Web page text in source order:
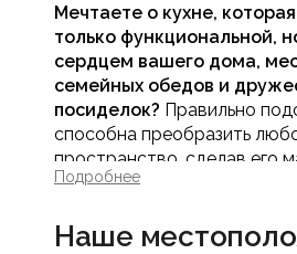
Мечтаете о кухне,
только функциональной,
сердцем вашего дома,
семейных обедов и
посиделок? Правильно
способна преобразить
пространство, сделав его
удобным, эргономичным и
предлагаем комплексный
Подробнее
Наше